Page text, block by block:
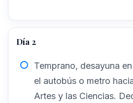
Día 2
Temprano, desayuna
el autobús o metro
Artes y las Ciencias.